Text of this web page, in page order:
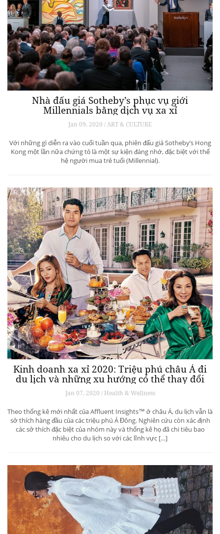
Nhà đấu giá Sotheby’s phục vụ giới
Millennials bằng dịch vụ xa xỉ
Jan 09, 2020 / ART & CULTURE
Với những gì diễn ra vào cuối tuần qua, phiên đấu giá Sotheby’s Hong
Kong một lần nữa chứng tỏ là một sự kiện đáng nhớ, đặc biệt với thế
hệ người mua trẻ tuổi (Millennial).
Kinh doanh xa xỉ 2020: Triệu phú châu Á đi
du lịch và những xu hướng có thể thay đổi
ngành du lịch thượng lưu
Jan 07, 2020 / Health & Wellness
Theo thống kê mới nhất của Affluent Insights™ ở châu Á, du lịch vẫn là
sở thích hàng đầu của các triệu phú Á Đông. Nghiên cứu còn xác định
các sở thích đặc biệt của nhóm này và thống kê họ đã chi tiêu bao
nhiêu cho du lịch so với các lĩnh vực […]